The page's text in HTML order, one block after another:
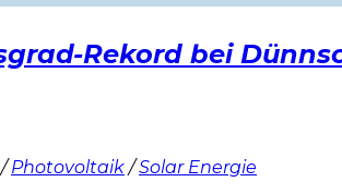
Rekord bei
/ Photovoltaik / Solar Energie